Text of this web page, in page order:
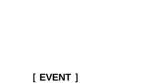
［ EVENT ］